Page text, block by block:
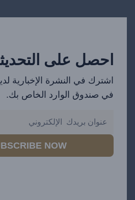
احصل على
اشترك في النشرة الإخبارية
في صندوق الوارد الخاص بك.
NOW